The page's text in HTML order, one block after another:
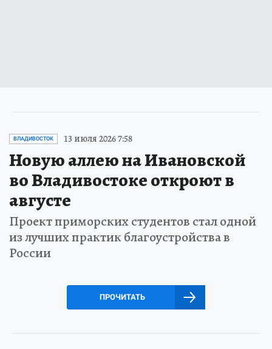
ВЛАДИВОСТОК 13 июля 2026 7:58
Новую аллею на Ивановской
во Владивостоке откроют в
августе
Проект приморских студентов стал одной
из лучших практик благоустройства в
России
ПРОЧИТАТЬ